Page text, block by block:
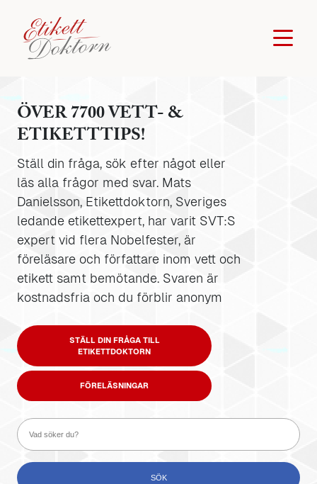
ÖVER 7700 VETT- &
ETIKETTTIPS!
Ställ din fråga, sök efter något eller
läs alla frågor med svar. Mats
Danielsson, Etikettdoktorn, Sveriges
ledande etikettexpert, har varit SVT:S
expert vid flera Nobelfester, är
föreläsare och författare inom vett och
etikett samt bemötande. Svaren är
kostnadsfria och du förblir anonym
STÄLL DIN FRÅGA TILL
ETIKETTDOKTORN
FÖRELÄSNINGAR